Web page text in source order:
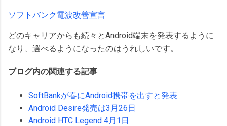
ソフトバンク電波改善宣言
どのキャリアからも続々とAndroid端末を発表するように
なり、選べるようになったのはうれしいです。
ブログ内の関連する記事
SoftBankが春にAndroid携帯を出すと発表
Android Desire発売は3月26日
Android HTC Legend 4月1日